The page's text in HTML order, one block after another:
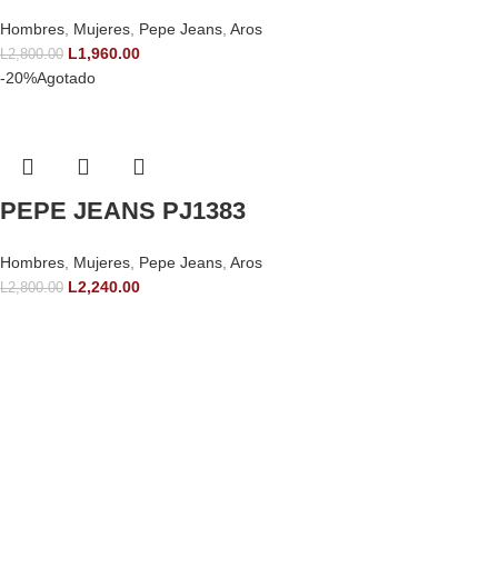
Hombres Mujeres Pepe Jeans Aros
L2,800.00 L1,960.00
-20%Agotado
PEPE JEANS PJ1383
Hombres Mujeres Pepe Jeans Aros
L2,800.00 L2,240.00